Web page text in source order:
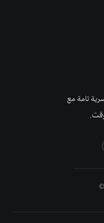
تامة مع